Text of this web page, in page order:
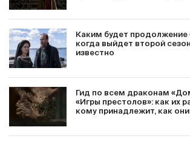
Каким будет
когда выйдет второй
известно
Гид по всем драконам
«Игры престолов»: как их
кому принадлежит, как